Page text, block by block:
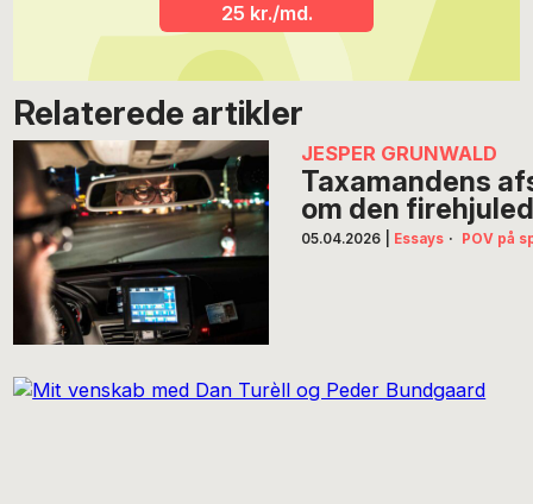
25 kr./md.
Relaterede artikler
JESPER GRUNWALD
Taxamandens
om den
05.04.2026 Essays · POV på